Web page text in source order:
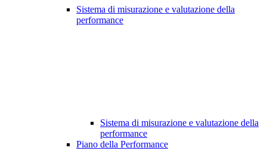
Sistema di misurazione e valutazione della
performance
Sistema di misurazione e valutazione della
performance
Piano della Performance